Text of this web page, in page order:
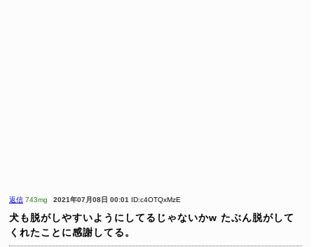
返信 743mg 2021年07月08日 00:01 ID:c4OTQxMzE
犬も脱がしやすいようにしてるじゃないかw たぶん脱がして
くれたことに感謝してる。